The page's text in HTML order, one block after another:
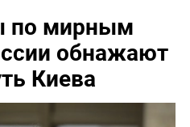
по мирным
обнажают
Киева